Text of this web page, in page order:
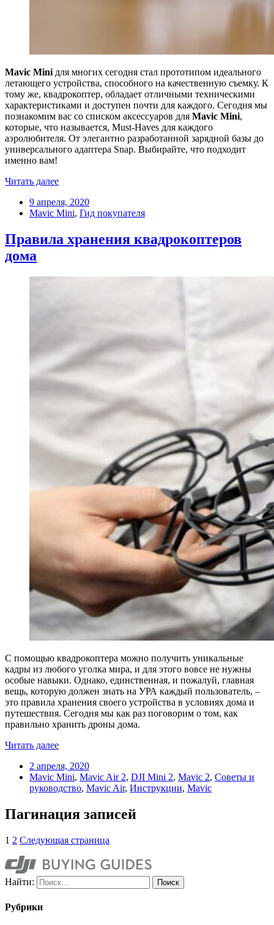
Mavic Mini для многих сегодня стал прототипом идеального
летающего устройства, способного на качественную съемку. К
тому же, квадрокоптер, обладает отличными техническими
характеристиками и доступен почти для каждого. Сегодня мы
познакомим вас со списком аксессуаров для Mavic Mini,
которые, что называется, Must-Haves для каждого
аэролюбителя. От элегантно разработанной зарядной базы до
универсального адаптера Snap. Выбирайте, что подходит
именно вам!
Читать далее
9 апреля, 2020
Mavic Mini, Гид покупателя
Правила хранения квадрокоптеров
дома
С помощью квадрокоптера можно получить уникальные
кадры из любого уголка мира, и для этого вовсе не нужны
особые навыки. Однако, единственная, и пожалуй, главная
вещь, которую должен знать на УРА каждый пользователь, –
это правила хранения своего устройства в условиях дома и
путешествия. Сегодня мы как раз поговорим о том, как
правильно хранить дроны дома.
Читать далее
2 апреля, 2020
Mavic Mini, Mavic Air 2, DJI Mini 2, Mavic 2, Советы и
руководство, Mavic Air, Инструкции, Mavic
Пагинация записей
1 2 Следующая страница
Найти:
Рубрики